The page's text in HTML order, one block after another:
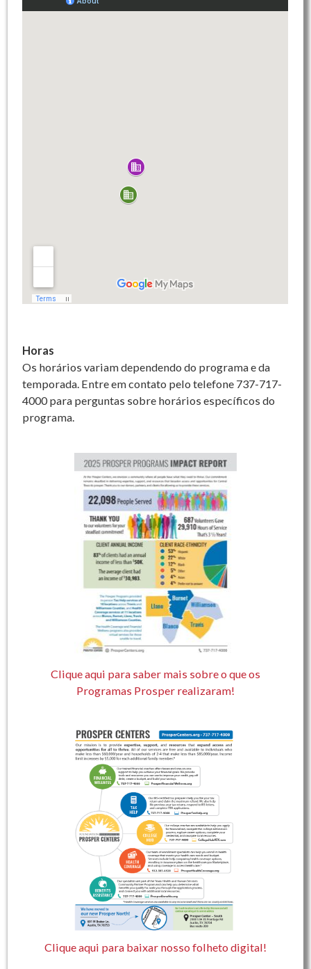
Horas
Os horários variam dependendo do programa e da
temporada. Entre em contato pelo telefone 737-717-
4000 para perguntas sobre horários específicos do
programa.
Clique aqui para saber mais sobre o que os
Programas Prosper realizaram!
Clique aqui para baixar nosso folheto digital!